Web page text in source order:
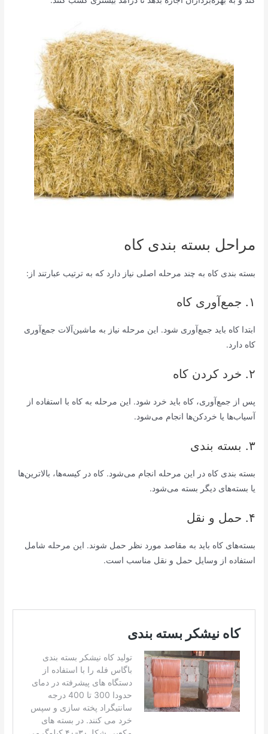
مراحل بسته بندی کاه
بسته بندی کاه به چند مرحله اصلی نیاز دارد که به ترتیب عبارتند از:
۱. جمع‌آوری کاه
ابتدا کاه باید جمع‌آوری شود. این مرحله نیاز به ماشین‌آلات جمع‌آوری
کاه دارد.
۲. خرد کردن کاه
پس از جمع‌آوری، کاه باید خرد شود. این مرحله به کاه با استفاده از
آسیاب‌ها یا خردکن‌ها انجام می‌شود.
۳. بسته بندی
بسته بندی کاه در این مرحله انجام می‌شود. کاه در کیسه‌ها، بالاترین‌ها
یا بسته‌های دیگر بسته می‌شود.
۴. حمل و نقل
بسته‌های کاه باید به مقاصد مورد نظر حمل شوند. این مرحله شامل
استفاده از وسایل حمل و نقل مناسب است.